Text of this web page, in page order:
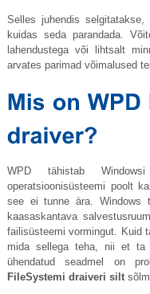
Selles juhendis
kuidas seda parandada.
lahendustega või lihtsalt
arvates parimad võimalused
WPD tähistab
operatsioonisüsteemi poolt
see ei tunne ära. Windows
kaasaskantava
failisüsteemi vormingut. Kuid
mida sellega teha, nii et ta
ühendatud seadmel on
FileSystemi draiveri silt